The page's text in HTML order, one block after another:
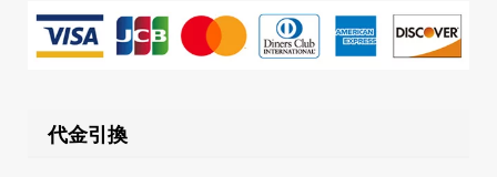
代金引換